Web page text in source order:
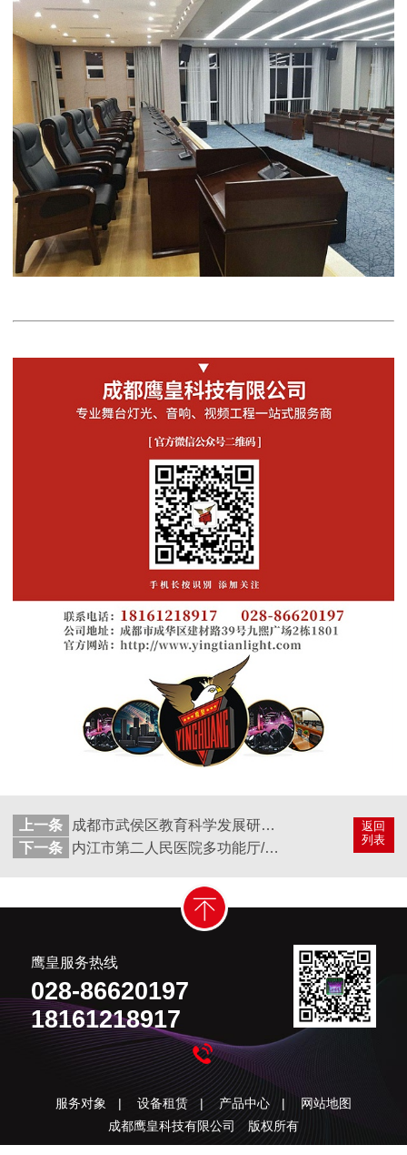
返回
列表
上一条
成都市武侯区教育科学发展研究院学术报告厅音响扩声系统
下一条
内江市第二人民医院多功能厅/会议室舞台灯光、音响、LED显示屏项目
鹰皇服务热线
028-86620197
18161218917
服务对象 | 设备租赁 | 产品中心 |
网站地图
成都鹰皇科技有限公司 版权所有